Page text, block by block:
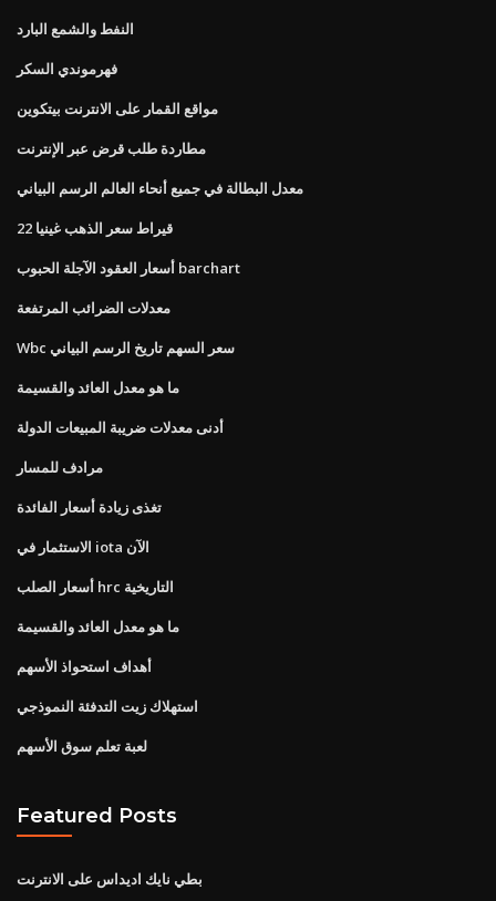
النفط والشمع البارد
فهرموندي السكر
مواقع القمار على الانترنت بيتكوين
مطاردة طلب قرض عبر الإنترنت
معدل البطالة في جميع أنحاء العالم الرسم البياني
22 قيراط سعر الذهب غينيا
أسعار العقود الآجلة الحبوب barchart
معدلات الضرائب المرتفعة
Wbc سعر السهم تاريخ الرسم البياني
ما هو معدل العائد والقسيمة
أدنى معدلات ضريبة المبيعات الدولة
مرادف للمسار
تغذى زيادة أسعار الفائدة
الاستثمار في iota الآن
أسعار الصلب hrc التاريخية
ما هو معدل العائد والقسيمة
أهداف استحواذ الأسهم
استهلاك زيت التدفئة النموذجي
لعبة تعلم سوق الأسهم
Featured Posts
بطي نايك اديداس على الانترنت